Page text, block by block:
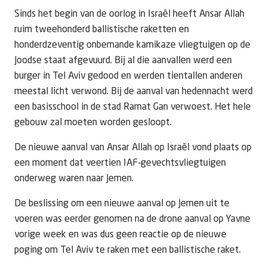
Sinds het begin van de oorlog in Israël heeft Ansar Allah
ruim tweehonderd ballistische raketten en
honderdzeventig onbemande kamikaze vliegtuigen op de
Joodse staat afgevuurd. Bij al die aanvallen werd een
burger in Tel Aviv gedood en werden tientallen anderen
meestal licht verwond. Bij de aanval van hedennacht werd
een basisschool in de stad Ramat Gan verwoest. Het hele
gebouw zal moeten worden gesloopt.
De nieuwe aanval van Ansar Allah op Israël vond plaats op
een moment dat veertien IAF-gevechtsvliegtuigen
onderweg waren naar Jemen.
De beslissing om een nieuwe aanval op Jemen uit te
voeren was eerder genomen na de drone aanval op Yavne
vorige week en was dus geen reactie op de nieuwe
poging om Tel Aviv te raken met een ballistische raket.